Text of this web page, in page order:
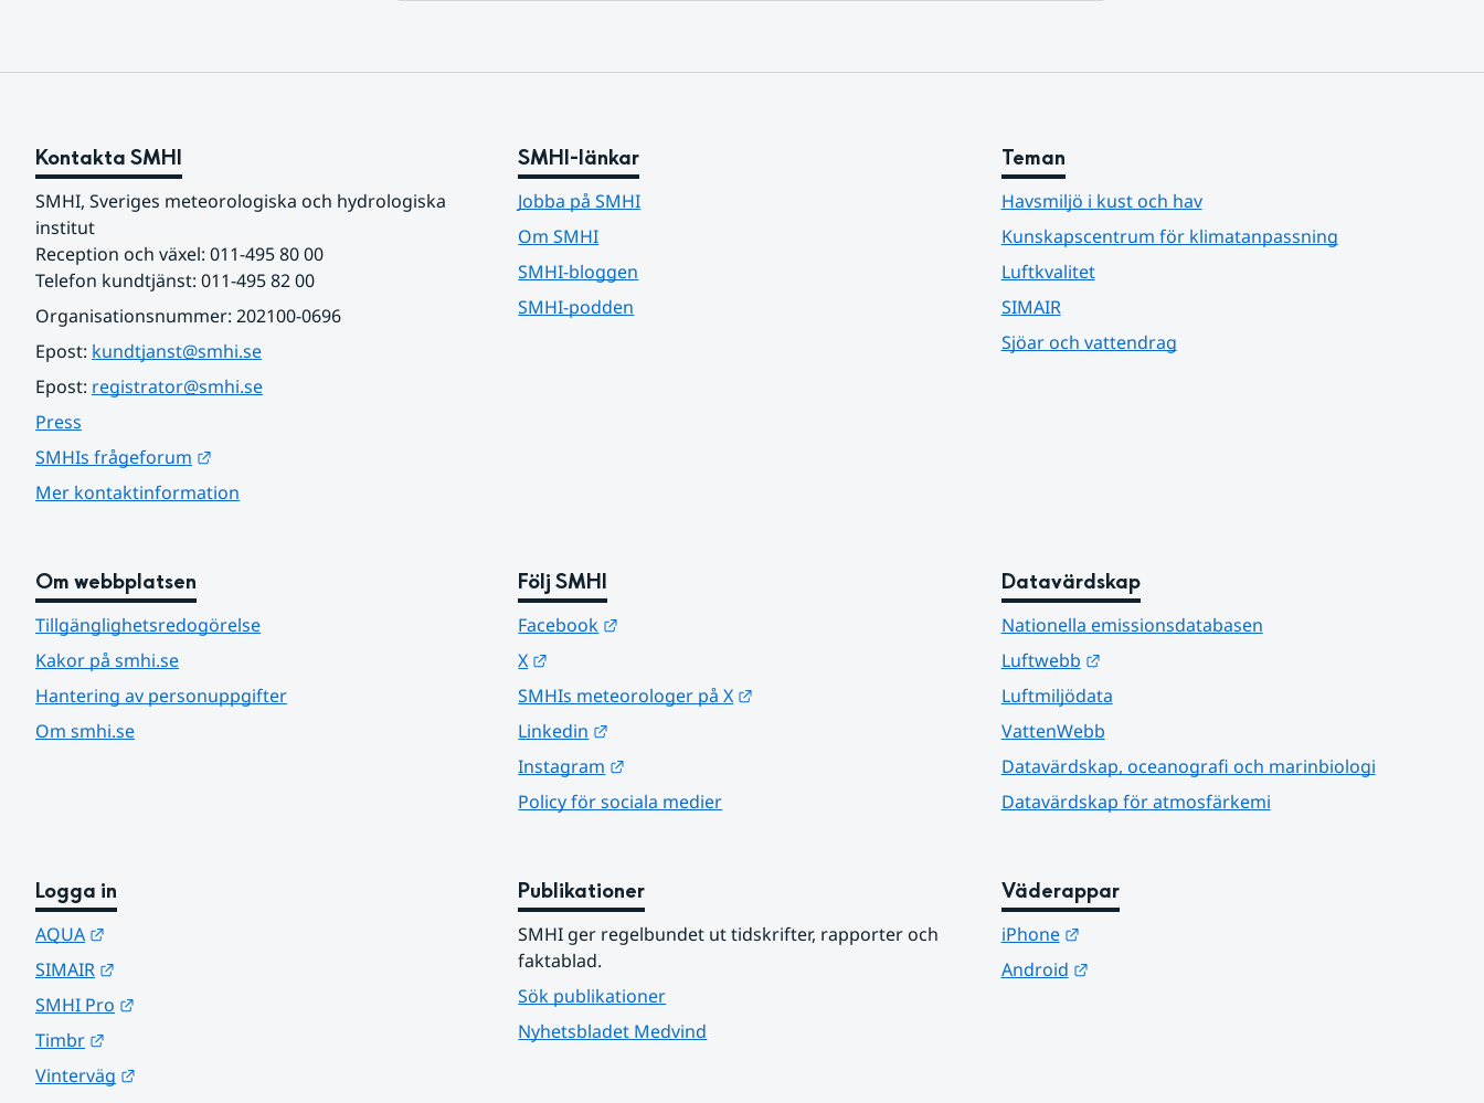
Kontakta SMHI
SMHI, Sveriges meteorologiska och hydrologiska
institut
Reception och växel: 011-495 80 00
Telefon kundtjänst: 011-495 82 00
Organisationsnummer: 202100-0696
Epost: kundtjanst@smhi.se
Epost: registrator@smhi.se
Press
SMHIs frågeforum
Mer kontaktinformation
SMHI-länkar
Jobba på SMHI
Om SMHI
SMHI-bloggen
SMHI-podden
Teman
Havsmiljö i kust och hav
Kunskapscentrum för klimatanpassning
Luftkvalitet
SIMAIR
Sjöar och vattendrag
Om webbplatsen
Tillgänglighetsredogörelse
Kakor på smhi.se
Hantering av personuppgifter
Om smhi.se
Följ SMHI
Facebook
X
SMHIs meteorologer på X
Linkedin
Instagram
Policy för sociala medier
Datavärdskap
Nationella emissionsdatabasen
Luftwebb
Länk till annan webbplats.
Luftmiljödata
VattenWebb
Datavärdskap, oceanografi och marinbiologi
Datavärdskap för atmosfärkemi
Logga in
AQUA
SIMAIR
SMHI Pro
Timbr
Vinterväg
Publikationer
SMHI ger regelbundet ut tidskrifter, rapporter och
faktablad.
Sök publikationer
Nyhetsbladet Medvind
Väderappar
iPhone
Länk till annan webbplats.
Android
Länk till annan webbplats.